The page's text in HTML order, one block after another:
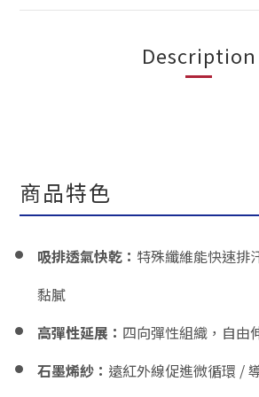
Description
商品特色
吸排透氣快乾： 特殊纖維能快速排
黏膩
高彈性延展： 四向彈性組織，自由
石墨烯紗 ： 遠紅外線促進微循環 /